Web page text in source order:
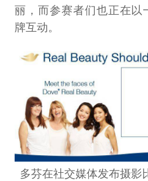
丽，而参赛者们也正在以
牌互动。
多芬在社交媒体发布摄影